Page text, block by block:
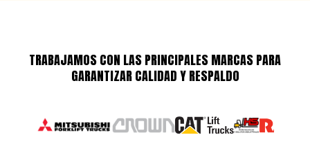
TRABAJAMOS CON LAS PRINCIPALES MARCAS PARA
GARANTIZAR CALIDAD Y RESPALDO